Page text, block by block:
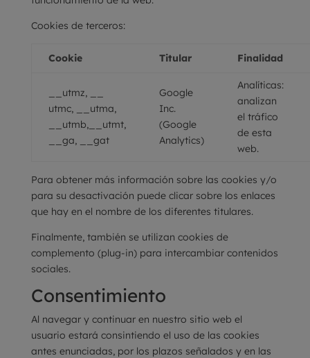
Cookies de terceros:
Cookie Titular Finalidad
__utmz, __
utmc, __utma,
__utmb,__utmt,
__ga, __gat
Google
Inc.
(Google
Analytics)
Analíticas:
analizan
el tráfico
de esta
web.
Para obtener más información sobre las cookies y/o
para su desactivación puede clicar sobre los enlaces
que hay en el nombre de los diferentes titulares.
Finalmente, también se utilizan cookies de
complemento (plug-in) para intercambiar contenidos
sociales.
Consentimiento
Al navegar y continuar en nuestro sitio web el
usuario estará consintiendo el uso de las cookies
antes enunciadas, por los plazos señalados y en las